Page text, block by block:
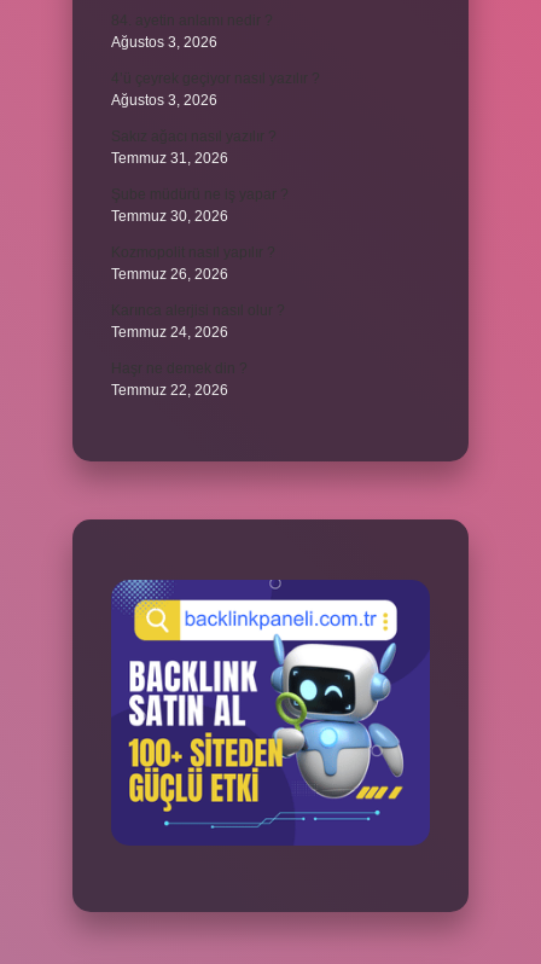
84. ayetin anlamı nedir ?
Ağustos 3, 2026
Ağustos 3, 2026
Temmuz 31, 2026
Şube müdürü ne iş yapar ?
Temmuz 30, 2026
Temmuz 26, 2026
Temmuz 24, 2026
Temmuz 22, 2026